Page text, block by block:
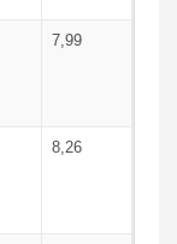
7,99
8,26